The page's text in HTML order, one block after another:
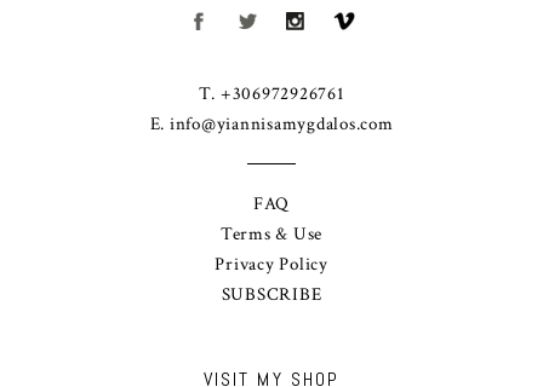
VISIT MY SHOP
T. +306972926761
E. info@yiannisamygdalos.com
FAQ
Terms & Use
Privacy Policy
SUBSCRIBE